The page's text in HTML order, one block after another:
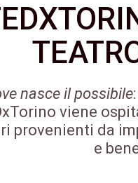
nasce il possibile
viene
provenienti da
e